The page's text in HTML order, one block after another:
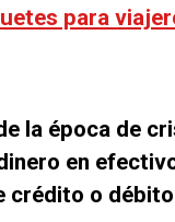
para
la época de
en
crédito o